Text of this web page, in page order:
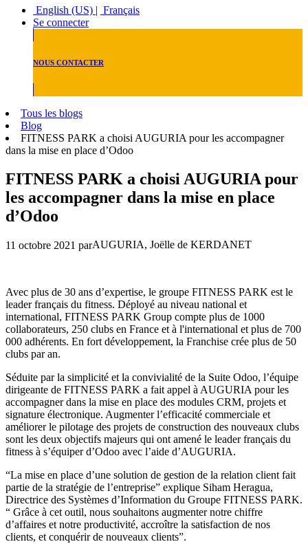
English (US) | Français
Se connecter
NOUS CONTACTER
Tous les blogs
Blog
FITNESS PARK a choisi AUGURIA pour les accompagner
dans la mise en place d’Odoo
FITNESS PARK a choisi AUGURIA pour
les accompagner dans la mise en place
d’Odoo
11 octobre 2021 parAUGURIA, Joëlle de KERDANET
Avec plus de 30 ans d’expertise, le groupe FITNESS PARK est le
leader français du fitness. Déployé au niveau national et
international, FITNESS PARK Group compte plus de 1000
collaborateurs, 250 clubs en France et à l'international et plus de 700
000 adhérents. En fort développement, la Franchise crée plus de 50
clubs par an.
Séduite par la simplicité et la convivialité de la Suite Odoo, l’équipe
dirigeante de FITNESS PARK a fait appel à AUGURIA pour les
accompagner dans la mise en place des modules CRM, projets et
signature électronique. Augmenter l’efficacité commerciale et
améliorer le pilotage des projets de construction des nouveaux clubs
sont les deux objectifs majeurs qui ont amené le leader français du
fitness à s’équiper d’Odoo avec l’aide d’AUGURIA.
“La mise en place d’une solution de gestion de la relation client fait
partie de la stratégie de l’entreprise” explique Siham Heragua,
Directrice des Systèmes d’Information du Groupe FITNESS PARK.
“ Grâce à cet outil, nous souhaitons augmenter notre chiffre
d’affaires et notre productivité, accroître la satisfaction de nos
clients, et conquérir de nouveaux clients”.